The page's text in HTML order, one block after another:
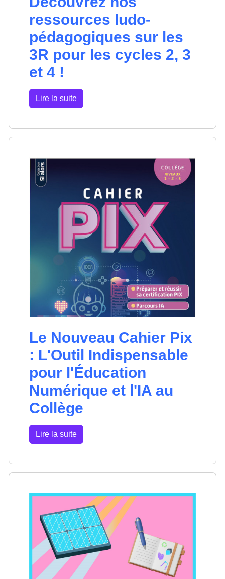
ressources ludo-
pédagogiques sur les
3R pour les cycles 2, 3
et 4 !
Lire la suite
Le Nouveau Cahier Pix
: L'Outil Indispensable
pour l'Éducation
Numérique et l'IA au
Collège
Lire la suite